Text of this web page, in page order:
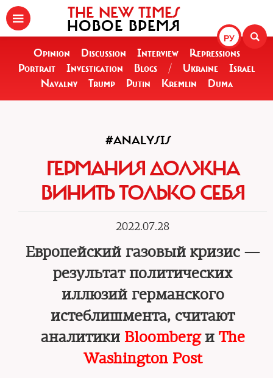
РУ
THE NEW TIMES
НОВОЕ ВРЕМЯ
Opinion Discussion Interview
Repressions
Portrait
Investigation Blogs / Ukraine
Israel
Navalny
Trump Putin Kremlin Duma
#ANALYSIS
ГЕРМАНИЯ ДОЛЖНА
ВИНИТЬ ТОЛЬКО СЕБЯ
2022.07.28
Европейский газовый кризис —
результат политических
иллюзий германского
истеблишмента, считают
аналитики Bloombergи The
Washington Post